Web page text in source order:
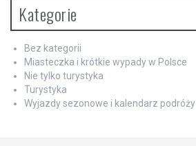
Kategorie
Bez kategorii
Miasteczka i krótkie wypady w Polsce
Nie tylko turystyka
Turystyka
Wyjazdy sezonowe i kalendarz podróży